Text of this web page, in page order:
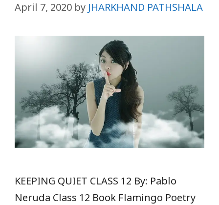
April 7, 2020 by JHARKHAND PATHSHALA
KEEPING QUIET CLASS 12 By: Pablo
Neruda Class 12 Book Flamingo Poetry